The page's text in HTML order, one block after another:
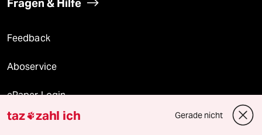
Fragen & Hilfe
Feedback
Aboservice
ePaper Login
Downloads für Abonnierende
taz zahl ich Gerade nicht